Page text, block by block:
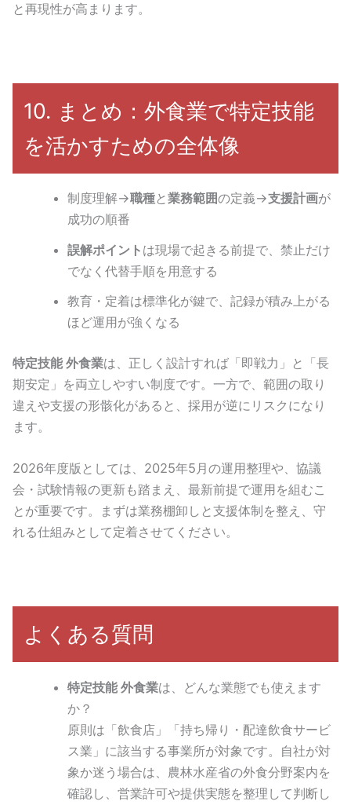
と再現性が高まります。
10. まとめ：外食業で特定技能
を活かすための全体像
制度理解→職種と 業務範囲の定義→支援計画が
成功の順番
誤解ポイント は現場で起きる前提で、禁止だけ
でなく代替手順を用意する
教育・定着は標準化が鍵で、記録が積み上がる
ほど運用が強くなる
特定技能 外食業は、正しく設計すれば「即戦力」と「長
期安定」を両立しやすい制度です。一方で、範囲の取り
違えや支援の形骸化があると、採用が逆にリスクになり
ます。
2026年度版としては、2025年5月の運用整理や、協議
会・試験情報の更新も踏まえ、最新前提で運用を組むこ
とが重要です。まずは業務棚卸しと支援体制を整え、守
れる仕組みとして定着させてください。
よくある質問
特定技能 外食業は、どんな業態でも使えます
か？
原則は「飲食店」「持ち帰り・配達飲食サービ
ス業」に該当する事業所が対象です。自社が対
象か迷う場合は、農林水産省の外食分野案内を
確認し、営業許可や提供実態を整理して判断し